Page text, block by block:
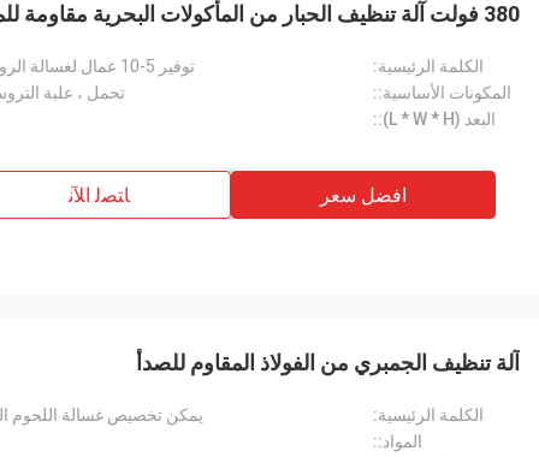
380 فولت آلة تنظيف الحبار من المأكولات البحرية مقاومة للماء مضادة للتآكل
الكلمة الرئيسية:
توفير 5-10 عمال لغسالة الروبيان وآلة تنظيف شارب الروبيان
المكونات الأساسية::
تحمل ، علبة
البعد (L * W * H)::
افضل سعر ﺎﺘﺼﻟ ﺍﻶﻧ
آلة تنظيف الجمبري من الفولاذ المقاوم للصدأ
الكلمة الرئيسية:
يمكن تخصيص غسالة اللحوم
المواد::